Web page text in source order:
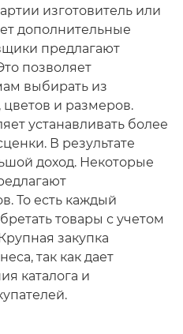
изготовитель или
дополнительные
предлагают
позволяет
выбирать из
и размеров.
устанавливать более
В результате
доход. Некоторые
То есть каждый
товары с учетом
закупка
так как дает
каталога и